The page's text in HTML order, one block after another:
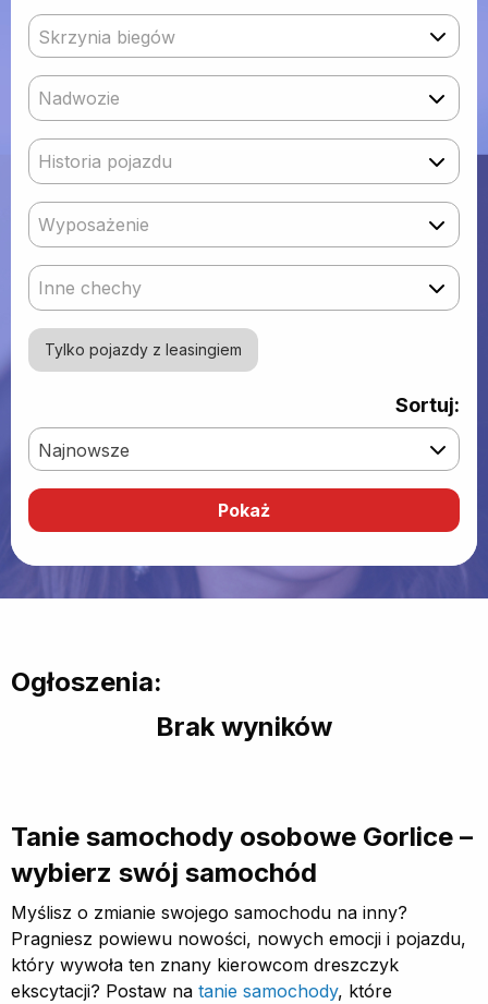
Skrzynia biegów
Nadwozie
Historia pojazdu
Wyposażenie
Inne chechy
Tylko pojazdy z leasingiem
Sortuj:
Najnowsze
Ogłoszenia:
Brak wyników
Tanie samochody osobowe Gorlice –
wybierz swój samochód
Myślisz o zmianie swojego samochodu na inny?
Pragniesz powiewu nowości, nowych emocji i pojazdu,
który wywoła ten znany kierowcom dreszczyk
ekscytacji? Postaw na tanie samochody, które